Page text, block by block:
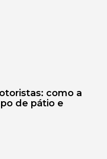
como a
de pátio e